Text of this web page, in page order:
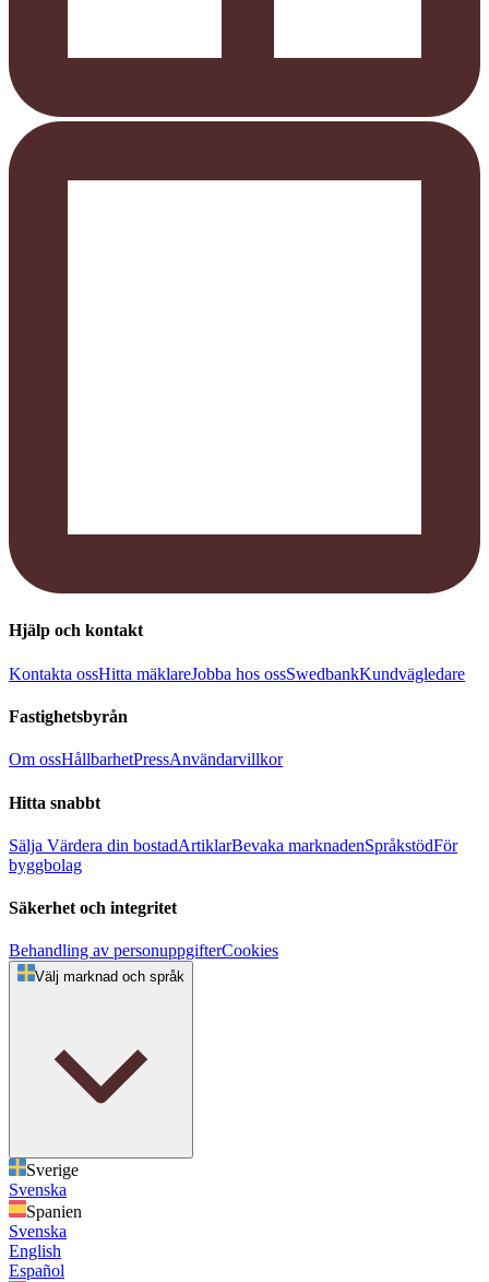
Hjälp och kontakt
Kontakta ossHitta mäklareJobba hos ossSwedbankKundvägledare
Fastighetsbyrån
Om ossHållbarhetPressAnvändarvillkor
Hitta snabbt
Sälja Värdera din bostadArtiklarBevaka marknadenSpråkstödFör
byggbolag
Säkerhet och integritet
Behandling av personuppgifterCookies
Välj marknad och språk
Sverige
Svenska
Spanien
Svenska
English
Español